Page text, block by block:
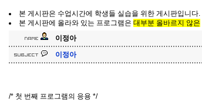
본 게시판은 수업시간에 학생들 실습을 위한 게시판입니다.
본 게시판에 올라와 있는 프로그램은 대부분 올바르지 않은
이정아
이정아
/* 첫 번째 프로그램의 응용 */